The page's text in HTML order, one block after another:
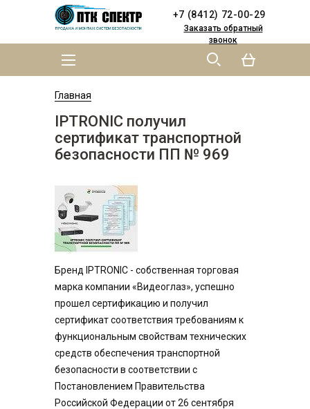
+7 (8412) 72-00-29
Заказать обратный
звонок
MAIN MENU
YOU ARE HERE
Главная
IPTRONIC получил
сертификат транспортной
безопасности ПП № 969
Бренд IPTRONIC - собственная торговая
марка компании «Видеоглаз», успешно
прошел сертификацию и получил
сертификат соответствия требованиям к
функциональным свойствам технических
средств обеспечения транспортной
безопасности в соответствии с
Постановлением Правительства
Российской Федерации от 26 сентября